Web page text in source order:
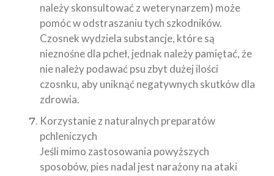
należy skonsultować z weterynarzem) może
pomóc w odstraszaniu tych szkodników.
Czosnek wydziela substancje, które są
nieznośne dla pcheł, jednak należy pamiętać, że
nie należy podawać psu zbyt dużej ilości
czosnku, aby uniknąć negatywnych skutków dla
zdrowia.
Korzystanie z naturalnych preparatów
pchleniczych
Jeśli mimo zastosowania powyższych
sposobów, pies nadal jest narażony na ataki